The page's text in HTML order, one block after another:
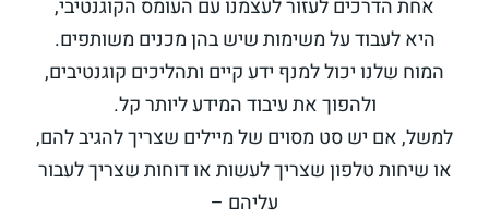
אחת הדרכים לעזור לעצמנו עם העומס הקוגנטיבי,
היא לעבוד על משימות שיש בהן מכנים משותפים.
המוח שלנו יכול למנף ידע קיים ותהליכים קוגנטיבים,
ולהפוך את עיבוד המידע ליותר קל.
למשל, אם יש סט מסוים של מיילים שצריך להגיב להם,
או שיחות טלפון שצריך לעשות או דוחות שצריך לעבור
עליהם –